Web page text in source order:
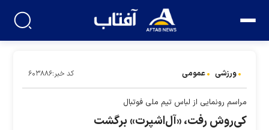
ورزشی عمومی کد خبر:۶۰۳۸۸۶
مراسم رونمایی از لباس تیم ملی فوتبال
کی‌روش رفت، «آل‌اشپرت» برگشت